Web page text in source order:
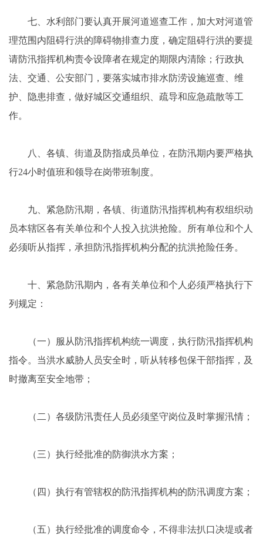
七、水利部门要认真开展河道巡查工作，加大对河道管
理范围内阻碍行洪的障碍物排查力度，确定阻碍行洪的要提
请防汛指挥机构责令设障者在规定的期限内清除；行政执
法、交通、公安部门，要落实城市排水防涝设施巡查、维
护、隐患排查，做好城区交通组织、疏导和应急疏散等工
作。
八、各镇、街道及防指成员单位，在防汛期内要严格执
行24小时值班和领导在岗带班制度。
九、紧急防汛期，各镇、街道防汛指挥机构有权组织动
员本辖区各有关单位和个人投入抗洪抢险。所有单位和个人
必须听从指挥，承担防汛指挥机构分配的抗洪抢险任务。
十、紧急防汛期内，各有关单位和个人必须严格执行下
列规定：
（一）服从防汛指挥机构统一调度，执行防汛指挥机构
指令。当洪水威胁人员安全时，听从转移包保干部指挥，及
时撤离至安全地带；
（二）各级防汛责任人员必须坚守岗位及时掌握汛情；
（三）执行经批准的防御洪水方案；
（四）执行有管辖权的防汛指挥机构的防汛调度方案；
（五）执行经批准的调度命令，不得非法扒口决堤或者